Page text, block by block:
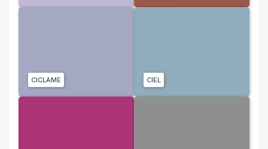
CICLAME CIEL